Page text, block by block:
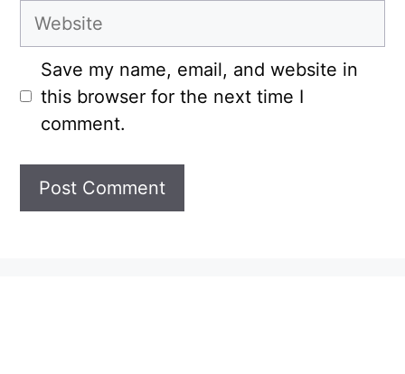
Website
Save my name, email, and website in
this browser for the next time I
comment.